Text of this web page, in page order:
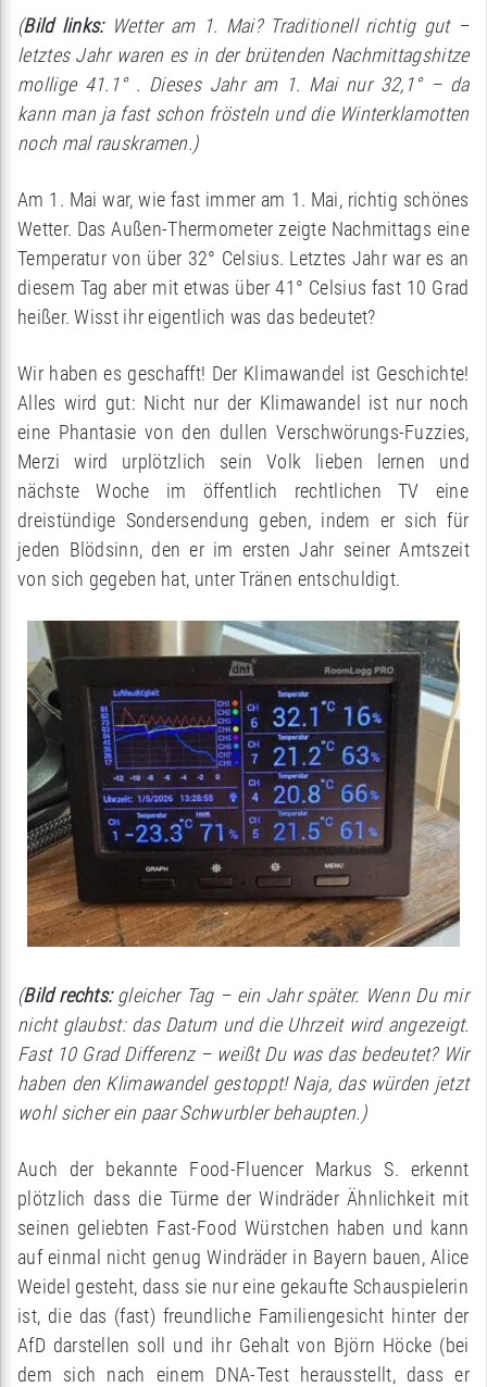
(Bild links: Wetter am 1. Mai? Traditionell richtig gut –
letztes Jahr waren es in der brütenden Nachmittagshitze
mollige 41.1° . Dieses Jahr am 1. Mai nur 32,1° – da
kann man ja fast schon frösteln und die Winterklamotten
noch mal rauskramen.)
Am 1. Mai war, wie fast immer am 1. Mai, richtig schönes
Wetter. Das Außen-Thermometer zeigte Nachmittags eine
Temperatur von über 32° Celsius. Letztes Jahr war es an
diesem Tag aber mit etwas über 41° Celsius fast 10 Grad
heißer. Wisst ihr eigentlich was das bedeutet?
Wir haben es geschafft! Der Klimawandel ist Geschichte!
Alles wird gut: Nicht nur der Klimawandel ist nur noch
eine Phantasie von den dullen Verschwörungs-Fuzzies,
Merzi wird urplötzlich sein Volk lieben lernen und
nächste Woche im öffentlich rechtlichen TV eine
dreistündige Sondersendung geben, indem er sich für
jeden Blödsinn, den er im ersten Jahr seiner Amtszeit
von sich gegeben hat, unter Tränen entschuldigt.
(Bild rechts:gleicher Tag – ein Jahr später. Wenn Du mir
nicht glaubst: das Datum und die Uhrzeit wird angezeigt.
Fast 10 Grad Differenz – weißt Du was das bedeutet? Wir
haben den Klimawandel gestoppt! Naja, das würden jetzt
wohl sicher ein paar Schwurbler behaupten.)
Auch der bekannte Food-Fluencer Markus S. erkennt
plötzlich dass die Türme der Windräder Ähnlichkeit mit
seinen geliebten Fast-Food Würstchen haben und kann
auf einmal nicht genug Windräder in Bayern bauen, Alice
Weidel gesteht, dass sie nur eine gekaufte Schauspielerin
ist, die das (fast) freundliche Familiengesicht hinter der
AfD darstellen soll und ihr Gehalt von Björn Höcke (bei
dem sich nach einem DNA-Test herausstellt, dass er